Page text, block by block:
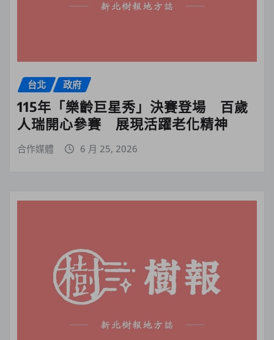
台北 政府
115年「樂齡巨星秀」決賽登場 百歲
人瑞開心參賽 展現活躍老化精神
合作媒體 6 月 25, 2026